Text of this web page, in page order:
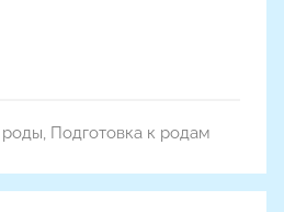
, Подготовка к родам